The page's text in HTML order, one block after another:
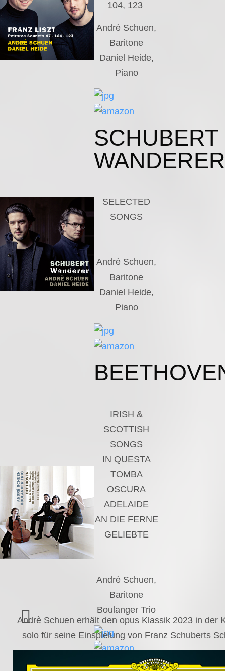
104, 123
Andrè Schuen,
Baritone
Daniel Heide,
Piano
SCHUBERT
WANDERER
SELECTED
SONGS
Andrè Schuen,
Baritone
Daniel Heide,
Piano
IRISH &
SCOTTISH
SONGS
IN QUESTA
TOMBA
OSCURA
ADELAIDE
AN DIE FERNE
GELIEBTE
Andrè Schuen,
Baritone
Boulanger Trio
Andrè Schuen erhält den opus Klassik 2023 in der
solo für seine Einspielung von Franz Schuberts